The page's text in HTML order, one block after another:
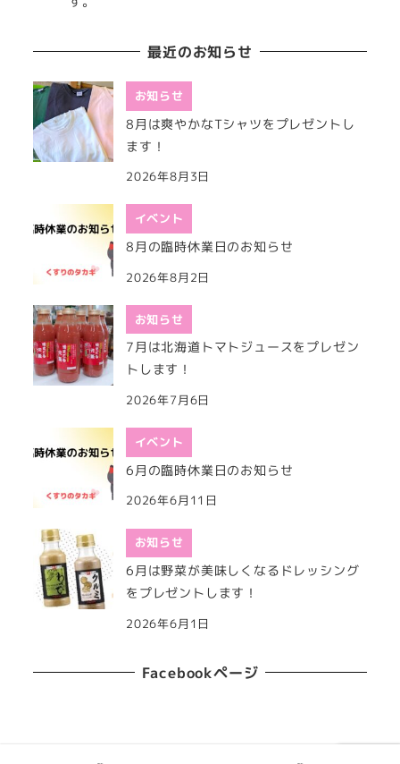
最近のお知らせ
お知らせ
8月は爽やかなTシャツをプレゼントし
ます！
2026年8月3日
イベント
8月の臨時休業日のお知らせ
2026年8月2日
お知らせ
7月は北海道トマトジュースをプレゼン
トします！
2026年7月6日
イベント
6月の臨時休業日のお知らせ
2026年6月11日
お知らせ
6月は野菜が美味しくなるドレッシング
をプレゼントします！
2026年6月1日
Facebookページ